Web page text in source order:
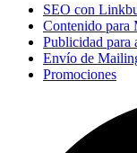
SEO con
Contenido para
Publicidad para
Envío de
Promociones